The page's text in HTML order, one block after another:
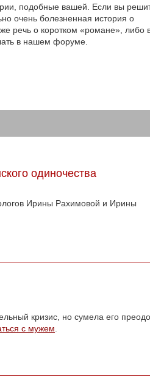
подобные вашей. Если вы
очень болезненная история о
же речь о коротком «романе», либо
в нашем форуме.
одиночества
Ирины Рахимовой и Ирины
кризис, но сумела его
с мужем